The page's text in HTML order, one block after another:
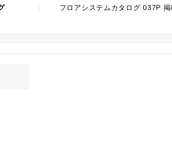
フロアシステムカタログ 037P 掲